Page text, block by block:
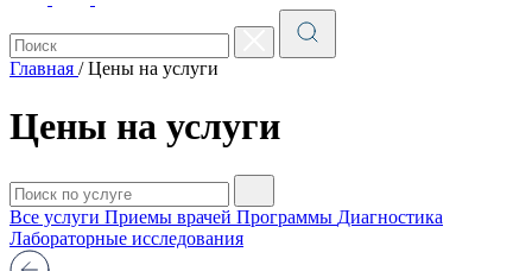
Главная / Цены на услуги
Цены на услуги
Все услуги Приемы врачей Программы Диагностика
Лабораторные исследования